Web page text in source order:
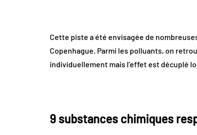
Cette piste a été envisagée de
Copenhague. Parmi les polluants, on
individuellement mais l’effet est décuplé
9 substances chimiques